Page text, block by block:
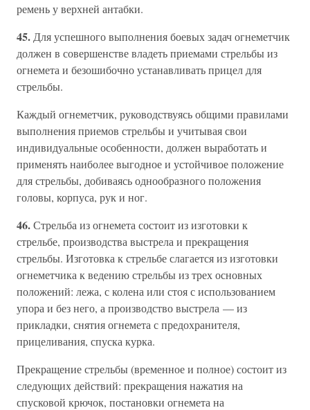
ремень у верхней антабки.
45. Для успешного выполнения боевых задач огнеметчик
должен в совершенстве владеть приемами стрельбы из
огнемета и безошибочно устанавливать прицел для
стрельбы.
Каждый огнеметчик, руководствуясь общими правилами
выполнения приемов стрельбы и учитывая свои
индивидуальные особенности, должен выработать и
применять наиболее выгодное и устойчивое положение
для стрельбы, добиваясь однообразного положения
головы, корпуса, рук и ног.
46.Стрельба из огнемета состоит из изготовки к
стрельбе, производства выстрела и прекращения
стрельбы. Изготовка к стрельбе слагается из изготовки
огнеметчика к ведению стрельбы из трех основных
положений: лежа, с колена или стоя с использованием
упора и без него, а производство выстрела — из
прикладки, снятия огнемета с предохранителя,
прицеливания, спуска курка.
Прекращение стрельбы (временное и полное) состоит из
следующих действий: прекращения нажатия на
спусковой крючок, постановки огнемета на